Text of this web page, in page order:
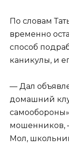
По словам
временно
способ
каникулы, и
— Дал
домашний
мошенников,
Мол,